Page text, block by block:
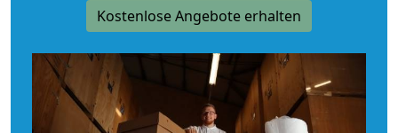
Kostenlose Angebote erhalten